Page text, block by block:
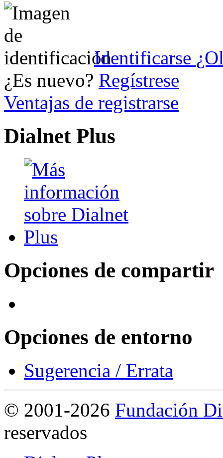
Identificarse
¿Es nuevo? Regístrese
Ventajas de registrarse
Dialnet Plus
Opciones de compartir
Opciones de entorno
Sugerencia / Errata
© 2001-2026 Fundación
reservados